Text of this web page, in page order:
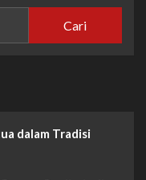
Cari
dalam Tradisi